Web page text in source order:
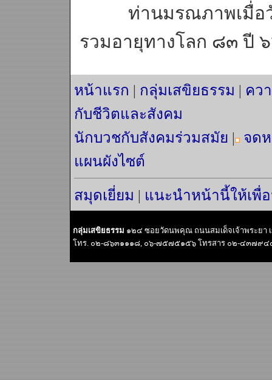
ท่านมรณภาพเมื่อวั
รวมอายุทางโลก ๘๓ ปี
หน้าแรก | กลุ่มเสขิยธรรม | คว
กับชีวิตและสังคม
นักบวชกับสังคมร่วมสมัย |
จด
แผนผังไซต์
สมุดเยี่ยม | แนะนำหน้านี้ให้เพื่
กลุ่มเสขิยธรรม ๑๒๔ ซอยวัดนพคุณ ถนนสมเด็จเจ้าพระยา
โทร. ๐๒-๘๖๓๑๑๑๘, ๐๖-๗๕๗๕๑๕๖ โทรสาร ๐๒-๔๓๗๙